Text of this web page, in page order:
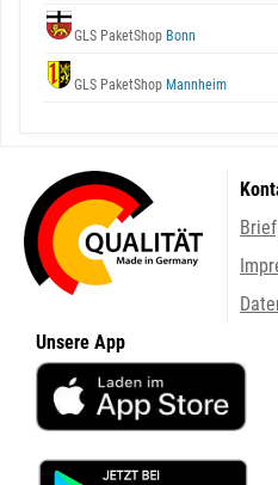
GLS PaketShop Bonn
GLS PaketShop Mannheim
Unsere App